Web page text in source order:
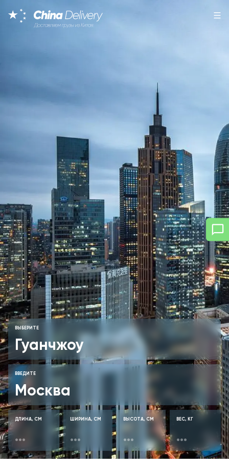
ВЫБЕРИТЕ
ВВЕДИТЕ
ДЛИНА, СМ ШИРИНА, СМ ВЫСОТА, СМ ВЕС, КГ